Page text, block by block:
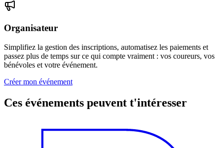
Organisateur
Simplifiez la gestion des inscriptions, automatisez les paiements et
passez plus de temps sur ce qui compte vraiment : vos coureurs, vos
bénévoles et votre événement.
Créer mon événement
Ces événements peuvent t'intéresser